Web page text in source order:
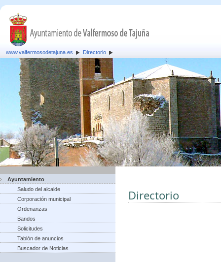
www.valfermosodetajuna.es Directorio
Ayuntamiento
Saludo del alcalde
Corporación municipal
Ordenanzas
Bandos
Solicitudes
Tablón de anuncios
Buscador de Noticias
Directorio